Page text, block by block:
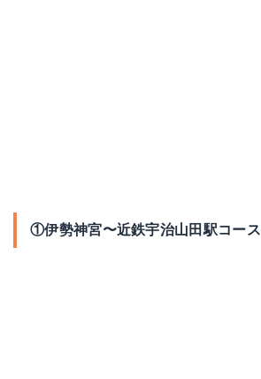
①伊勢神宮〜近鉄宇治山田駅コース